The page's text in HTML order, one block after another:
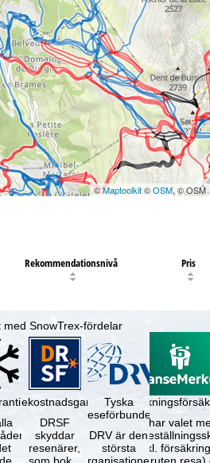
©Maptoolkit©OSM, © OSM
Rekommendationsnivå Pris
med SnowTrex-fördelar
Resekostnadsgaranti
DRSF
skyddar
resenärer,
Tyska
reseförbundet
DRV är den
största
Du har valet
(inkl.